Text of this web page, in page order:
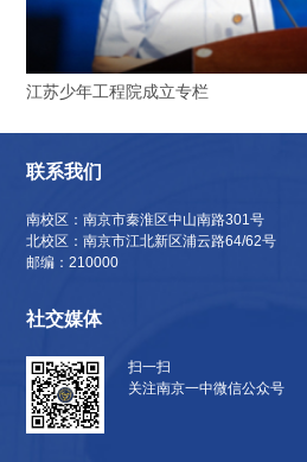
江苏少年工程院成立专栏
联系我们
南校区：南京市秦淮区中山南路301号
北校区：南京市江北新区浦云路64/62号
邮编：210000
社交媒体
扫一扫
关注南京一中微信公众号